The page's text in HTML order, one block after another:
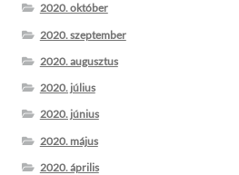
2020. október
2020. szeptember
2020. augusztus
2020. július
2020. június
2020. május
2020. április